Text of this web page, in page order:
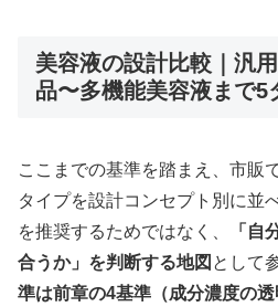
美容液の設計比較｜汎
品〜多機能美容液まで5
ここまでの基準を踏まえ、市販
タイプを設計コンセプト別に並
を推奨するためではなく、
「自
合うか」を判断する地図 として
準は前章の4基準（成分濃度の